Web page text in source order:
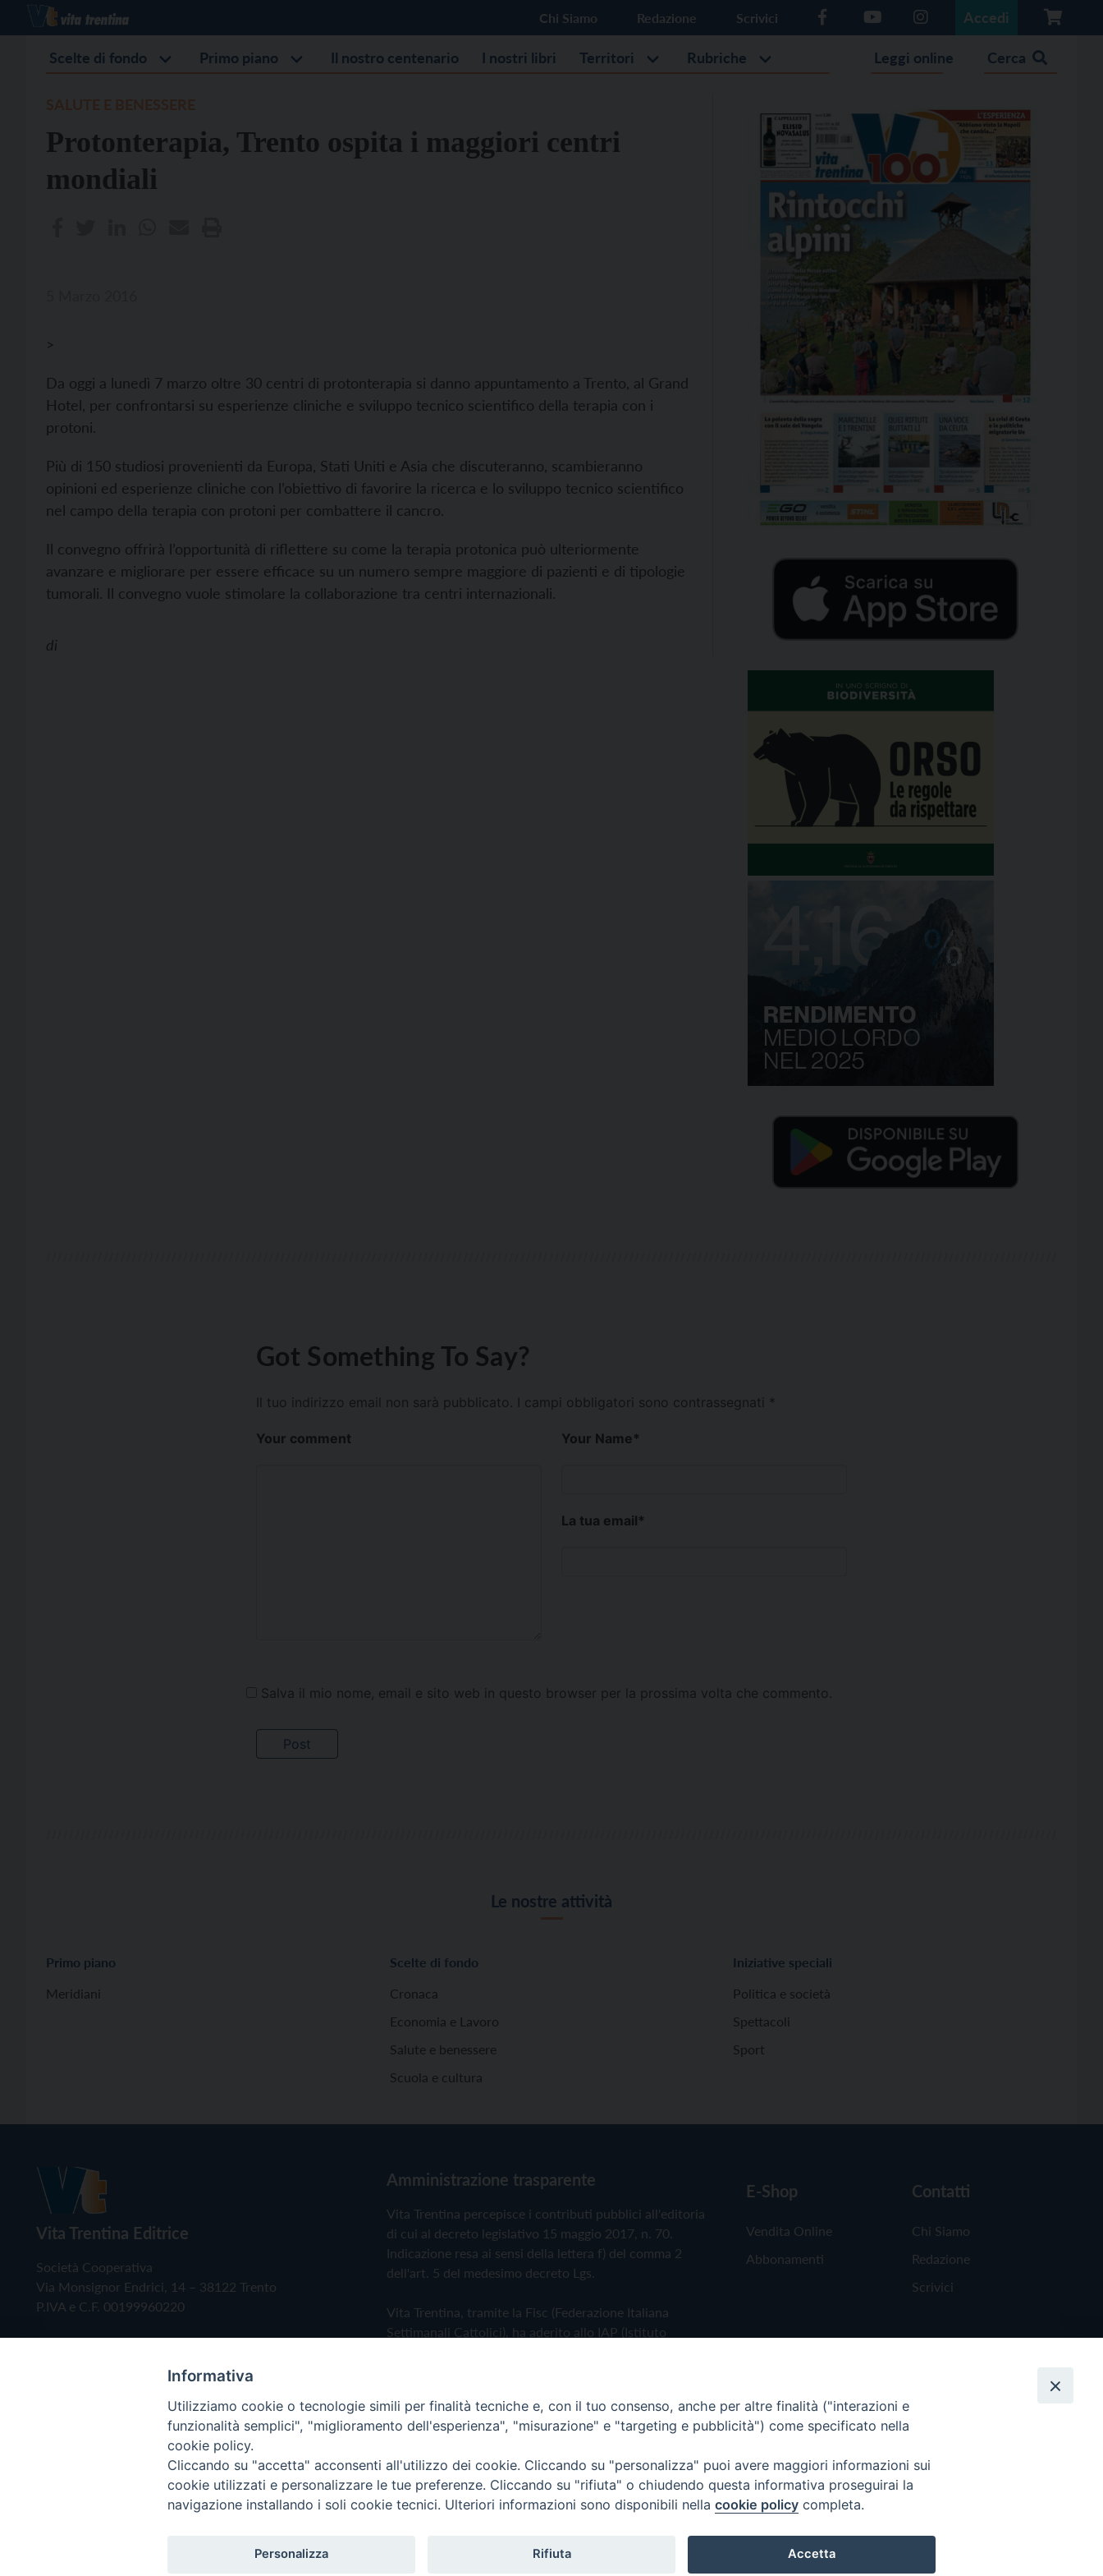
Chi Siamo Redazione Scrivici Accedi
Scelte di fondo Primo piano Il nostro centenario I nostri libri Territori Rubriche Leggi online Cerca
Protonterapia, Trento ospita i maggiori centri
mondiali
>
Da oggi a lunedì 7 marzo oltre 30 centri di protonterapia si danno appuntamento a Trento, al Grand
Hotel, per confrontarsi su esperienze cliniche e sviluppo tecnico scientifico della terapia con i
protoni.
Più di 150 studiosi provenienti da Europa, Stati Uniti e Asia che discuteranno, scambieranno
opinioni ed esperienze cliniche con l’obiettivo di favorire la ricerca e lo sviluppo tecnico scientifico
nel campo della terapia con protoni per combattere il cancro.
Il convegno offrirà l’opportunità di riflettere su come la terapia protonica può ulteriormente
avanzare e migliorare per essere efficace su un numero sempre maggiore di pazienti e di tipologie
tumorali. Il convegno vuole stimolare la collaborazione tra centri internazionali.
di
Got Something To Say?
Il tuo indirizzo email non sarà pubblicato. I campi obbligatori sono contrassegnati *
Your comment Your Name*
La tua email*
Salva il mio nome, email e sito web in questo browser per la prossima volta che commento.
Le nostre attività
Primo piano
Meridiani
Scelte di fondo
Cronaca
Economia e Lavoro
Salute e benessere
Scuola e cultura
Iniziative speciali
Politica e società
Spettacoli
Sport
Vita Trentina Editrice
Società Cooperativa
Via Monsignor Endrici, 14 – 38122 Trento
P.IVA e C.F. 00199960220
Amministrazione trasparente
Vita Trentina percepisce i contributi pubblici all'editoria
di cui al decreto legislativo 15 maggio 2017, n. 70.
Indicazione resa ai sensi della lettera f) del comma 2
dell'art. 5 del medesimo decreto Lgs.
Vita Trentina, tramite la Fisc (Federazione Italiana
Settimanali Cattolici), ha aderito allo IAP (Istituto
Privacy Policy Cookie Policy
E-Shop
Vendita Online
Abbonamenti
Contatti
Chi Siamo
Redazione
Scrivici
Copyright © 2019 - Tutti i diritti riservati - Vita Trentina Editrice
Informativa
Utilizziamo cookie o tecnologie simili per finalità tecniche e, con il tuo consenso, anche per altre finalità ("interazioni e
funzionalità semplici", "miglioramento dell'esperienza", "misurazione" e "targeting e pubblicità") come specificato nella
cookie policy.
Cliccando su "accetta" acconsenti all'utilizzo dei cookie. Cliccando su "personalizza" puoi avere maggiori informazioni sui
cookie utilizzati e personalizzare le tue preferenze. Cliccando su "rifiuta" o chiudendo questa informativa proseguirai la
navigazione installando i soli cookie tecnici. Ulteriori informazioni sono disponibili nella cookie policy completa.
Personalizza Rifiuta Accetta